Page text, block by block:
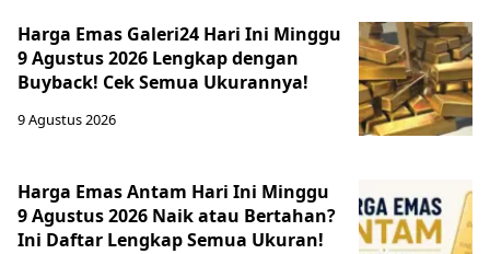
Harga Emas Galeri24 Hari Ini Minggu
9 Agustus 2026 Lengkap dengan
Buyback! Cek Semua Ukurannya!
9 Agustus 2026
Harga Emas Antam Hari Ini Minggu
9 Agustus 2026 Naik atau Bertahan?
Ini Daftar Lengkap Semua Ukuran!